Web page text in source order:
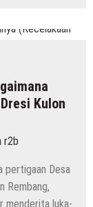
Kulon
r2b
pertigaan Desa
Rembang,
menderita luka-